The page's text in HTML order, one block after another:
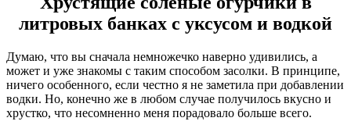
литровых банках с уксусом и водкой
Думаю, что вы сначала немножечко наверно удивились, а
может и уже знакомы с таким способом засолки. В принципе,
ничего особенного, если честно я не заметила при добавлении
водки. Но, конечно же в любом случае получилось вкусно и
хрустко, что несомненно меня порадовало больше всего.